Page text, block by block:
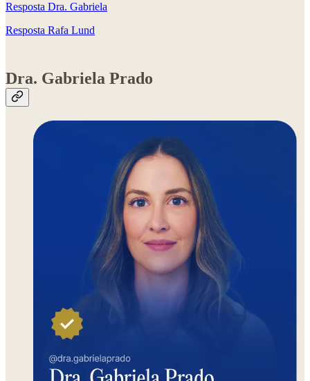
Resposta Dra. Gabriela
Resposta Rafa Lund
Dra. Gabriela Prado